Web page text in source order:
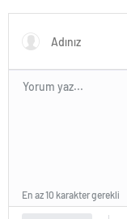
En az 10 karakter gerekli